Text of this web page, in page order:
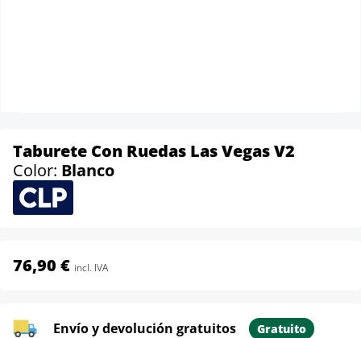
Taburete Con Ruedas Las Vegas V2
Color: Blanco
76,90 € incl. IVA
Envío y devolución gratuitos Gratuito